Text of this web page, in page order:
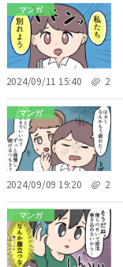
マンガ
2024/09/11 15:40 2
マンガ
2024/09/09 19:20 2
マンガ